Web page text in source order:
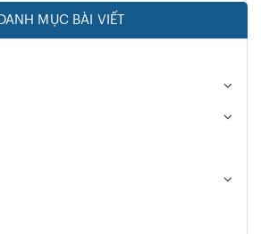
DANH MỤC BÀI VIẾT